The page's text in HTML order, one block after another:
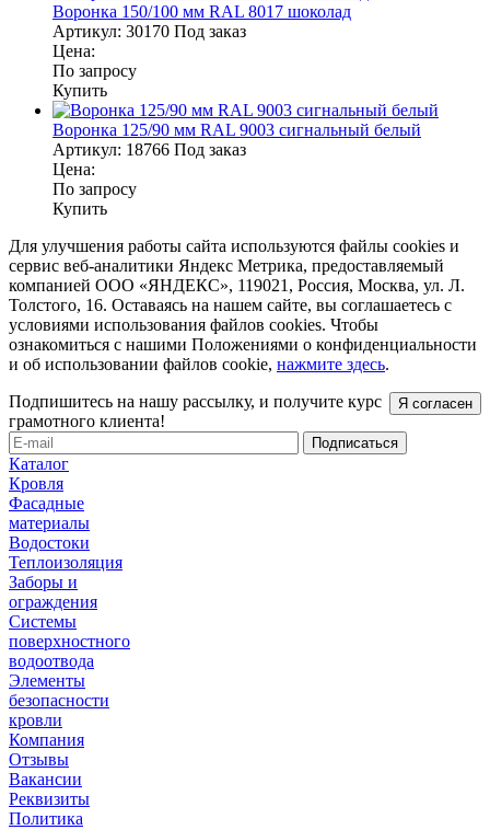
Воронка 150/100 мм RAL 8017 шоколад
Артикул: 30170 Под заказ
Цена:
По запросу
Купить
Воронка 125/90 мм RAL 9003 сигнальный белый
Артикул: 18766 Под заказ
Цена:
По запросу
Купить
Для улучшения работы сайта используются файлы cookies и
сервис веб-аналитики Яндекс Метрика, предоставляемый
компанией ООО «ЯНДЕКС», 119021, Россия, Москва, ул. Л.
Толстого, 16. Оставаясь на нашем сайте, вы соглашаетесь с
условиями использования файлов cookies. Чтобы
ознакомиться с нашими Положениями о конфиденциальности
и об использовании файлов cookie, нажмите здесь.
Я согласен
Подпишитесь на нашу рассылку, и получите курс
грамотного клиента!
Каталог
Кровля
Фасадные
материалы
Водостоки
Теплоизоляция
Заборы и
ограждения
Системы
поверхностного
водоотвода
Элементы
безопасности
кровли
Компания
Отзывы
Вакансии
Реквизиты
Политика